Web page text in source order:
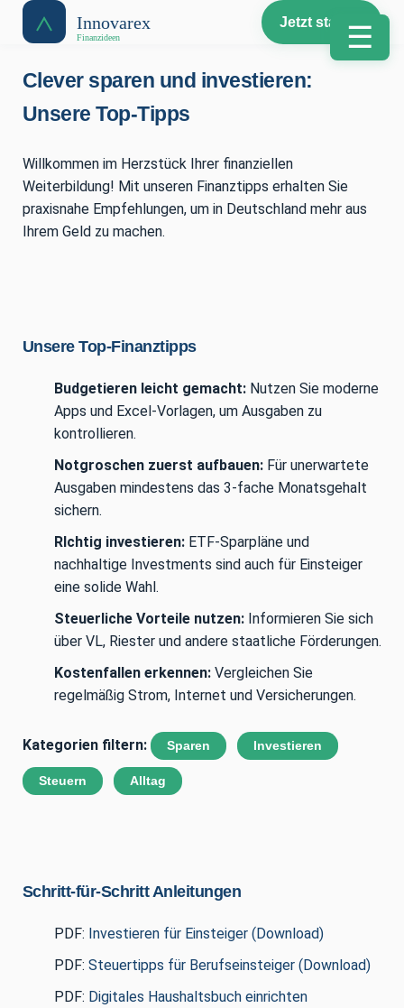
Jetzt starten
☰
Clever sparen und investieren:
Unsere Top-Tipps
Willkommen im Herzstück Ihrer finanziellen
Weiterbildung! Mit unseren Finanztipps erhalten Sie
praxisnahe Empfehlungen, um in Deutschland mehr aus
Ihrem Geld zu machen.
Unsere Top-Finanztipps
Budgetieren leicht gemacht:Nutzen Sie moderne
Apps und Excel-Vorlagen, um Ausgaben zu
kontrollieren.
Notgroschen zuerst aufbauen:Für unerwartete
Ausgaben mindestens das 3-fache Monatsgehalt
sichern.
RIchtig investieren:ETF-Sparpläne und
nachhaltige Investments sind auch für Einsteiger
eine solide Wahl.
Steuerliche Vorteile nutzen:Informieren Sie sich
über VL, Riester und andere staatliche Förderungen.
Kostenfallen erkennen:Vergleichen Sie
regelmäßig Strom, Internet und Versicherungen.
Kategorien filtern: Sparen Investieren
Steuern Alltag
Schritt-für-Schritt Anleitungen
PDF: Investieren für Einsteiger (Download)
PDF: Steuertipps für Berufseinsteiger (Download)
PDF: Digitales Haushaltsbuch einrichten